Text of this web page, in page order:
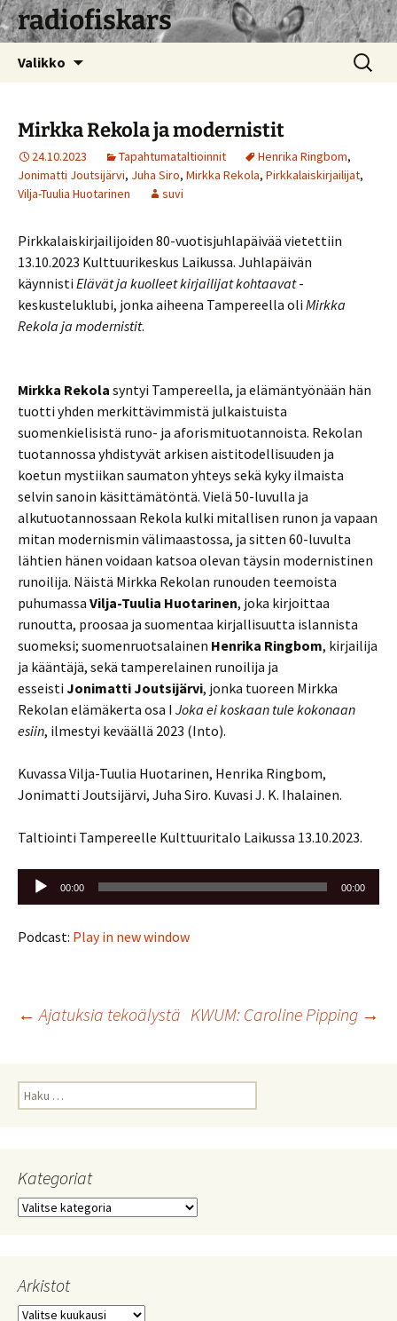
radiofiskars
Valikko Haku:
Mirkka Rekola ja modernistit
24.10.2023 Tapahtumataltioinnit Henrika Ringbom,
Jonimatti Joutsijärvi, Juha Siro, Mirkka Rekola, Pirkkalaiskirjailijat,
Vilja-Tuulia Huotarinen
suvi
Pirkkalaiskirjailijoiden 80-vuotisjuhlapäivää vietettiin
13.10.2023 Kulttuurikeskus Laikussa. Juhlapäivän
käynnisti Elävät ja kuolleet kirjailijat kohtaavat-
keskusteluklubi, jonka aiheena Tampereella oli Mirkka
Rekola ja modernistit.
Mirkka Rekola syntyi Tampereella, ja elämäntyönään hän
tuotti yhden merkittävimmistä julkaistuista
suomenkielisistä runo- ja aforismituotannoista. Rekolan
tuotannossa yhdistyvät arkisen aistitodellisuuden ja
koetun mystiikan saumaton yhteys sekä kyky ilmaista
selvin sanoin käsittämätöntä. Vielä 50-luvulla ja
alkutuotannossaan Rekola kulki mitallisen runon ja vapaan
mitan modernismin välimaastossa, ja sitten 60-luvulta
lähtien hänen voidaan katsoa olevan täysin modernistinen
runoilija. Näistä Mirkka Rekolan runouden teemoista
puhumassa Vilja-Tuulia Huotarinen, joka kirjoittaa
runoutta, proosaa ja suomentaa kirjallisuutta islannista
suomeksi; suomenruotsalainen Henrika Ringbom, kirjailija
ja kääntäjä, sekä tamperelainen runoilija ja
esseisti Jonimatti Joutsijärvi, jonka tuoreen Mirkka
Rekolan elämäkerta osa I Joka ei koskaan tule kokonaan
esiin, ilmestyi keväällä 2023 (Into).
Kuvassa Vilja-Tuulia Huotarinen, Henrika Ringbom,
Jonimatti Joutsijärvi, Juha Siro. Kuvasi J. K. Ihalainen.
Taltiointi Tampereelle Kulttuuritalo Laikussa 13.10.2023.
Äänitoistin
00:00 00:00
Podcast: Play in new window
Artikkelien
← Ajatuksia tekoälystä KWUM: Caroline Pipping →
Haku:
Kategoriat
Kategoriat
Arkistot
Arkistot